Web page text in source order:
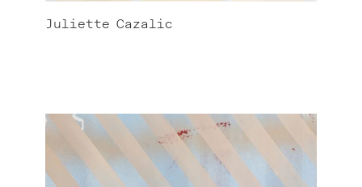
Juliette Cazalic